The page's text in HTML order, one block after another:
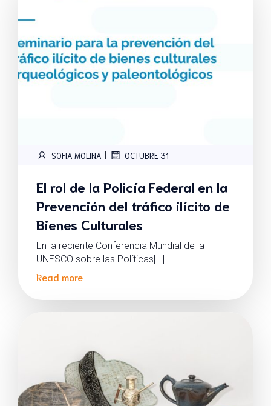
SOFIA MOLINA | OCTUBRE 31
El rol de la Policía Federal en la
Prevención del tráfico ilícito de
Bienes Culturales
En la reciente Conferencia Mundial de la
UNESCO sobre las Políticas[…]
Read more